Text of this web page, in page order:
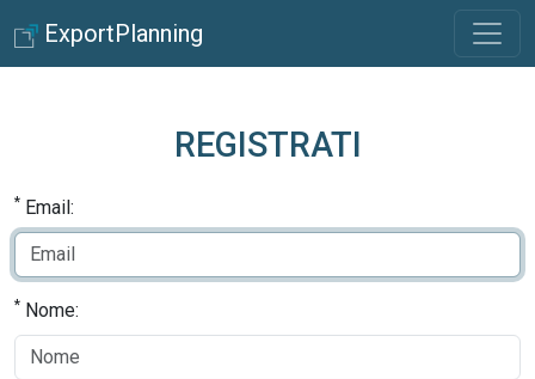
ExportPlanning
REGISTRATI
* Email:
* Nome: